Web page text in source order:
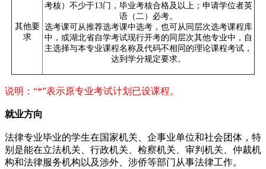
其他要
求
考核）不少于13门，毕业考核合格及以上；申请学位者英
语（二）必考。
选考课可从推荐选考课中选考，也可从同层次选考课程库
中，或湖北省自学考试现行开考的同层次其他专业中，自
主选择与本专业课程名称及代码不相同的理论课程考试，
达到学分规定要求。
说明：“*”表示原专业考试计划已设课程。
就业方向
法律专业毕业的学生在国家机关、企事业单位和社会团体，特
别是能在立法机关、行政机关、检察机关、审判机关、仲裁机
构和法律服务机构以及涉外、涉侨等部门从事法律工作。